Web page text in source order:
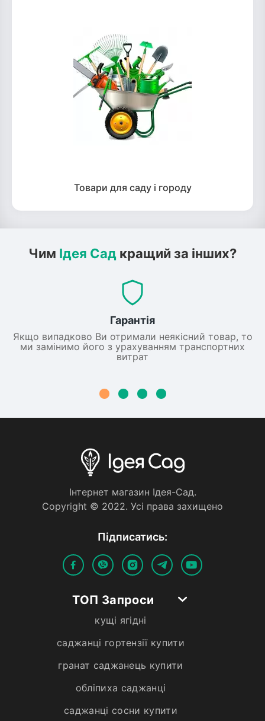
Товари для саду і городу
Чим Ідея Сад кращий за інших?
Гарантія
Якщо випадково Ви отримали неякісний товар, то
ми замінимо його з урахуванням транспортних
витрат
Iнтернет магазин Iдея-Сад.
Copyright © 2022. Усi права захищено
Пiдписатись:
ТОП Запроси
кущі ягідні
саджанці гортензії купити
гранат саджанець купити
обліпиха саджанці
саджанці сосни купити